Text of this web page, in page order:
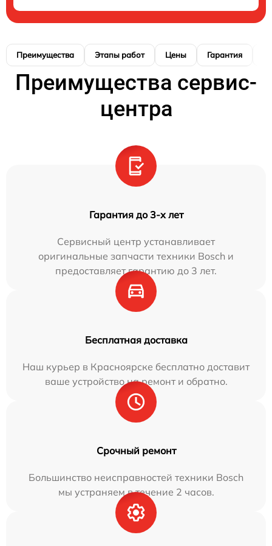
Преимущества Этапы работ Цены Гарантия
Преимущества сервис-
центра
Гарантия до 3-х лет
Сервисный центр устанавливает
оригинальные запчасти техники Bosch и
предоставляет гарантию до 3 лет.
Бесплатная доставка
Наш курьер в Красноярске бесплатно доставит
ваше устройство на ремонт и обратно.
Срочный ремонт
Большинство неисправностей техники Bosch
мы устраняем в течение 2 часов.